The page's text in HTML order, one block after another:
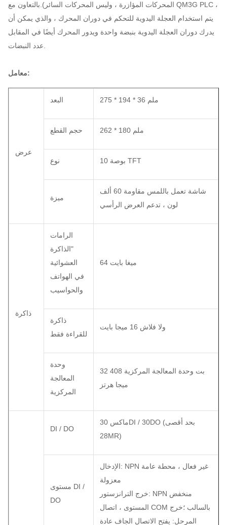
المحركات المؤازرة ، وليس المحركات السائر).بالتعاون مع QM3G PLC ،
يتم استخدام العجلة اليدوية للتحكم في دوران المحرك ، والذي يمكن أن
يدرك دوران العجلة اليدوية بنبضة واحدة ويدور المحرك أيضًا في المقابل
معامل:
عرض
البعد 275 * 194 * 36 ملم
حجم القطع 262 * 180 ملم
نوع 10 بوصة TFT
ميزة
شاشة تعمل باللمس مقاومة 60 ألف
لون ، تدعم العرض الرأسي
ذاكرة
الرامات
"الذاكرة
العشوائية
في الهواتف
والحواسيب
64 ميغا بايت
ذاكرة
للقراءة فقط
ولا فلاش 16 ميجا بايت
وحدة
المعالجة
المركزية
32 بت وحدة المعالجة المركزية 408
ميجا هرتز
DI / DO
ماكس 30DI / 30DO (بحد أقصى
28MR)
مستوى DI /
DO
الإدخال: NPN غير فعال ، محطة عامة
معزولة
خرج الترانزستور: NPN منخفض
المستوى ، اتصال COM بالسالب ؛خرج
المرحل: يفتح الاتصال الجاف عادة